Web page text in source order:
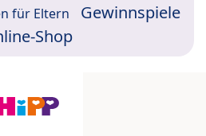
für Eltern
Gewinnspiele
Shop